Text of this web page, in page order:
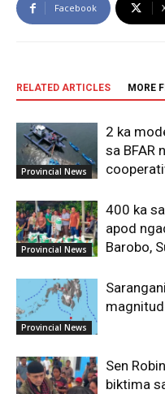
Facebook
RELATED ARTICLES MORE
Provincial News
2 ka
sa BFAR
Provincial News
400 ka
apod
Barobo,
Provincial News
Sen
biktima